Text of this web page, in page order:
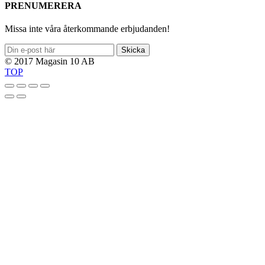
PRENUMERERA
Missa inte våra återkommande erbjudanden!
Skicka
© 2017 Magasin 10 AB
TOP